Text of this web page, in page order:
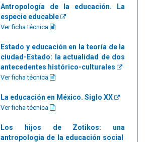
Antropología de la educación. La
especie educable
Ver ficha técnica
Estado y educación en la teoría de la
ciudad-Estado: la actualidad de dos
antecedentes histórico-culturales
Ver ficha técnica
La educación en México. Siglo XX
Ver ficha técnica
Los hijos de Zotikos: una
antropología de la educación social